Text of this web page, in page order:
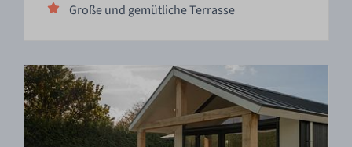
Große und gemütliche Terrasse